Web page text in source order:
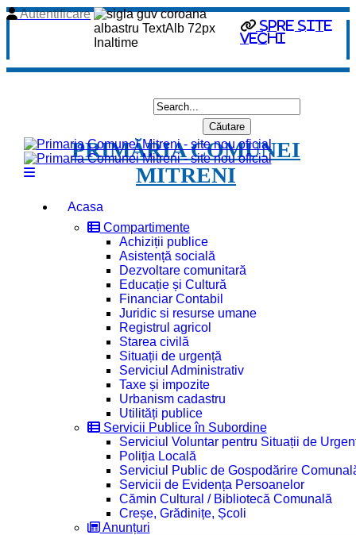
spre site
vechi
Autentificare
PRIMĂRIA COMUNEI
MITRENI
Acasa
Compartimente
Achiziții publice
Asistență socială
Dezvoltare comunitară
Educație și Cultură
Financiar Contabil
Juridic si resurse umane
Registrul agricol
Starea civilă
Situații de urgență
Serviciul Administrativ
Taxe și impozite
Urbanism cadastru
Utilități publice
Servicii Publice în Subordine
Serviciul Voluntar pentru Situații de
Poliția Locală
Serviciul Public de Gospodărire
Servicii de Evidența Persoanelor
Cămin Cultural / Bibliotecă Comunală
Creșe, Grădinițe, Școli
Anunțuri